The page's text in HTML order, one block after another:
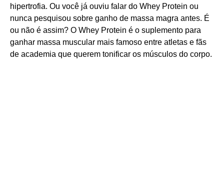
hipertrofia. Ou você já ouviu falar do Whey Protein ou
nunca pesquisou sobre ganho de massa magra antes. É
ou não é assim? O Whey Protein é o suplemento para
ganhar massa muscular mais famoso entre atletas e fãs
de academia que querem tonificar os músculos do corpo.